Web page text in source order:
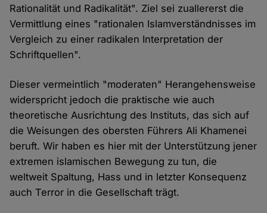
Rationalität und Radikalität". Ziel sei zuallererst die
Vermittlung eines "rationalen Islamverständnisses im
Vergleich zu einer radikalen Interpretation der
Schriftquellen".
Dieser vermeintlich "moderaten" Herangehensweise
widerspricht jedoch die praktische wie auch
theoretische Ausrichtung des Instituts, das sich auf
die Weisungen des obersten Führers Ali Khamenei
beruft. Wir haben es hier mit der Unterstützung jener
extremen islamischen Bewegung zu tun, die
weltweit Spaltung, Hass und in letzter Konsequenz
auch Terror in die Gesellschaft trägt.